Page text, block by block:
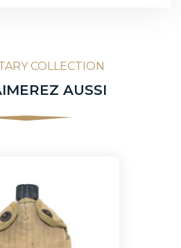
COLLECTION
AUSSI